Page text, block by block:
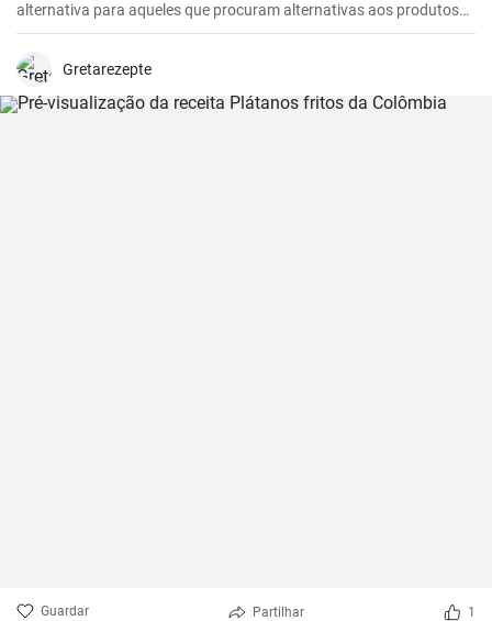
alternativa para aqueles que procuram alternativas aos produtos
tradicionais de farinha de trigo. Ideal para o pequeno-almoço ou
Gretarezepte
Guardar Partilhar 1